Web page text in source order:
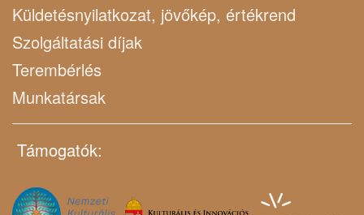
Küldetésnyilatkozat, jövőkép, értékrend
Szolgáltatási díjak
Terembérlés
Munkatársak
Támogatók: